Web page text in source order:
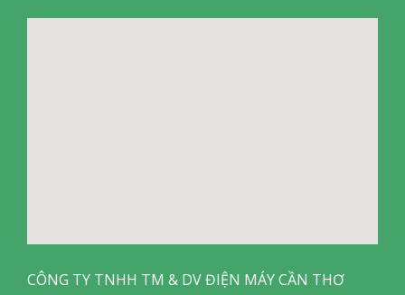
CÔNG TY TNHH TM & DV ĐIỆN MÁY CẦN THƠ